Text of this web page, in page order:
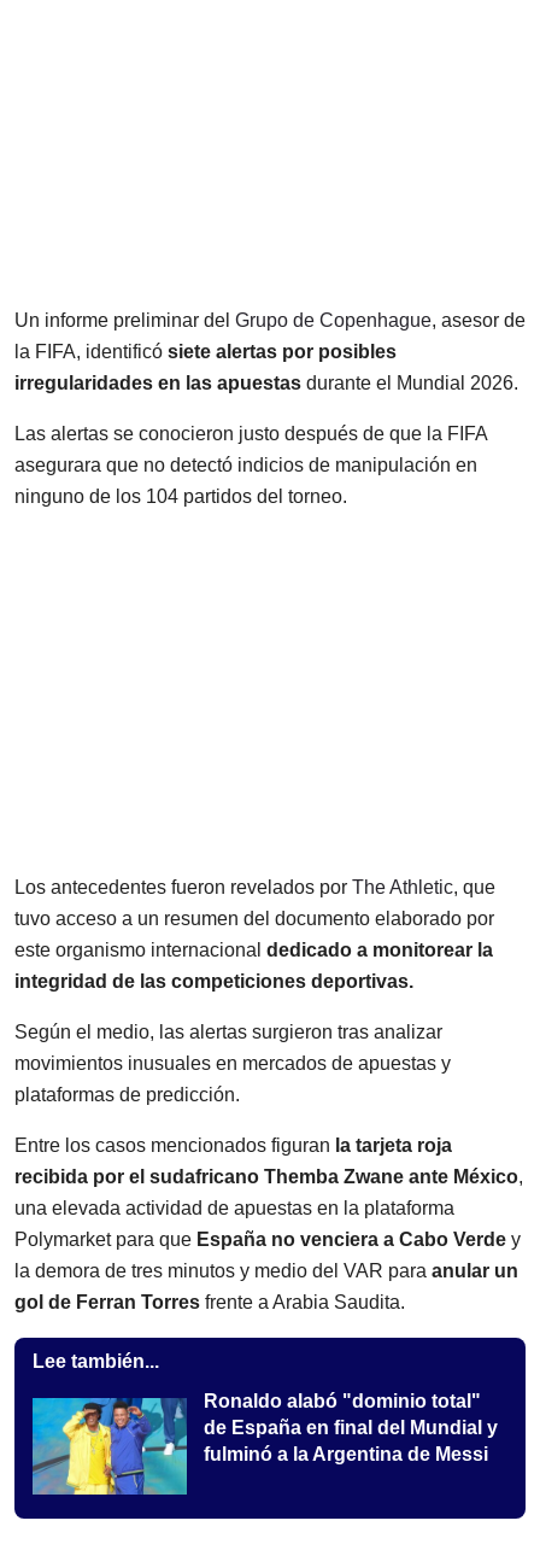
Un informe preliminar del Grupo de Copenhague, asesor de
la FIFA, identificó siete alertas por posibles
irregularidades en las apuestas durante el Mundial 2026.
Las alertas se conocieron justo después de que la FIFA
asegurara que no detectó indicios de manipulación en
ninguno de los 104 partidos del torneo.
Los antecedentes fueron revelados por The Athletic, que
tuvo acceso a un resumen del documento elaborado por
este organismo internacional dedicado a monitorear la
integridad de las competiciones deportivas.
Según el medio, las alertas surgieron tras analizar
movimientos inusuales en mercados de apuestas y
plataformas de predicción.
Entre los casos mencionados figuran la tarjeta roja
recibida por el sudafricano Themba Zwane ante México,
una elevada actividad de apuestas en la plataforma
Polymarket para que España no venciera a Cabo Verde y
la demora de tres minutos y medio del VAR para anular un
gol de Ferran Torres frente a Arabia Saudita.
Lee también...
Ronaldo alabó "dominio total"
de España en final del Mundial y
fulminó a la Argentina de Messi